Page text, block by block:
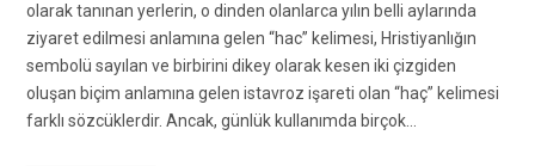
olarak tanınan yerlerin, o dinden olanlarca yılın belli aylarında
ziyaret edilmesi anlamına gelen “hac” kelimesi, Hristiyanlığın
sembolü sayılan ve birbirini dikey olarak kesen iki çizgiden
oluşan biçim anlamına gelen istavroz işareti olan “haç” kelimesi
farklı sözcüklerdir. Ancak, günlük kullanımda birçok…